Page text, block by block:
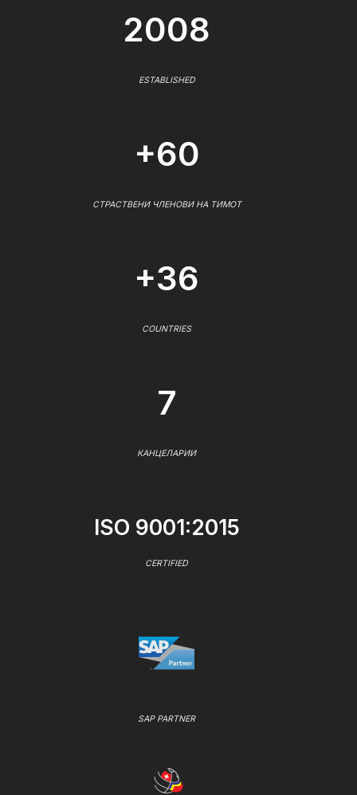
2008
ESTABLISHED
+60
СТРАСТВЕНИ ЧЛЕНОВИ НА ТИМОТ
+36
COUNTRIES
7
КАНЦЕЛАРИИ
ISO 9001:2015
CERTIFIED
SAP PARTNER